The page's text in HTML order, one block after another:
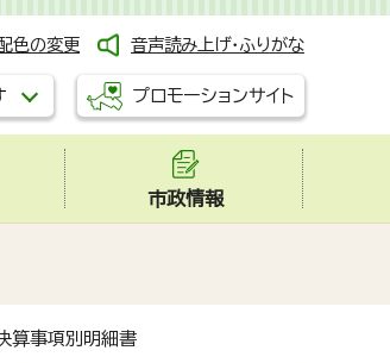
色の変更 音声読み上げ・ふりがな
プロモーションサイト
市政情報
算事項別明細書